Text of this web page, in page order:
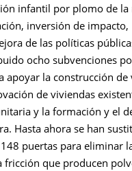
infantil por plomo de la
inversión de impacto,
de las políticas
ocho subvenciones
apoyar la construcción de
de viviendas
y la formación y el
Hasta ahora se han
puertas para eliminar
fricción que producen